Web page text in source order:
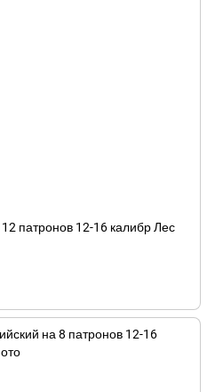
патронов 12-16 калибр Лес